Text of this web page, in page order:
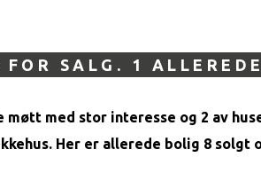
FOR SALG. 1
møtt med stor interesse og 2 av
Her er allerede bolig 8